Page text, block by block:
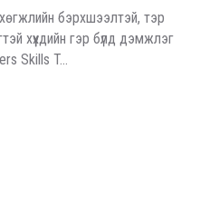
бэрхшээлтэй, тэр
хүүхдийн гэр бүлд дэмжлэг
Skills T...